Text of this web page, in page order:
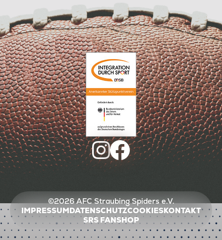
©2026 AFC Straubing Spiders e.V.
IMPRESSUMDATENSCHUTZCOOKIESKONTAKT
SRS FANSHOP